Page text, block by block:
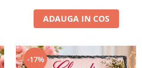
ADAUGA IN COS
-17%